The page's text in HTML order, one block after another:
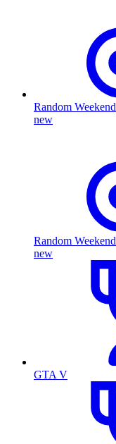
Random Weekend
new
Random Weekend
new
GTA V